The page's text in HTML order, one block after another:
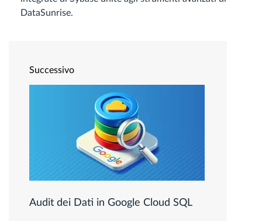
DataSunrise.
Successivo
Audit dei Dati in Google Cloud SQL